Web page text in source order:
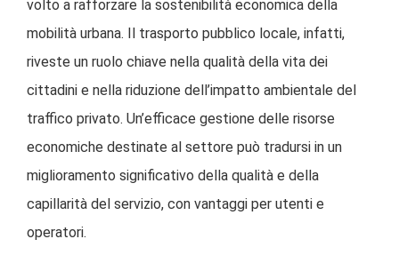
volto a rafforzare la sostenibilità economica della
mobilità urbana. Il trasporto pubblico locale, infatti,
riveste un ruolo chiave nella qualità della vita dei
cittadini e nella riduzione dell’impatto ambientale del
traffico privato. Un’efficace gestione delle risorse
economiche destinate al settore può tradursi in un
miglioramento significativo della qualità e della
capillarità del servizio, con vantaggi per utenti e
operatori.